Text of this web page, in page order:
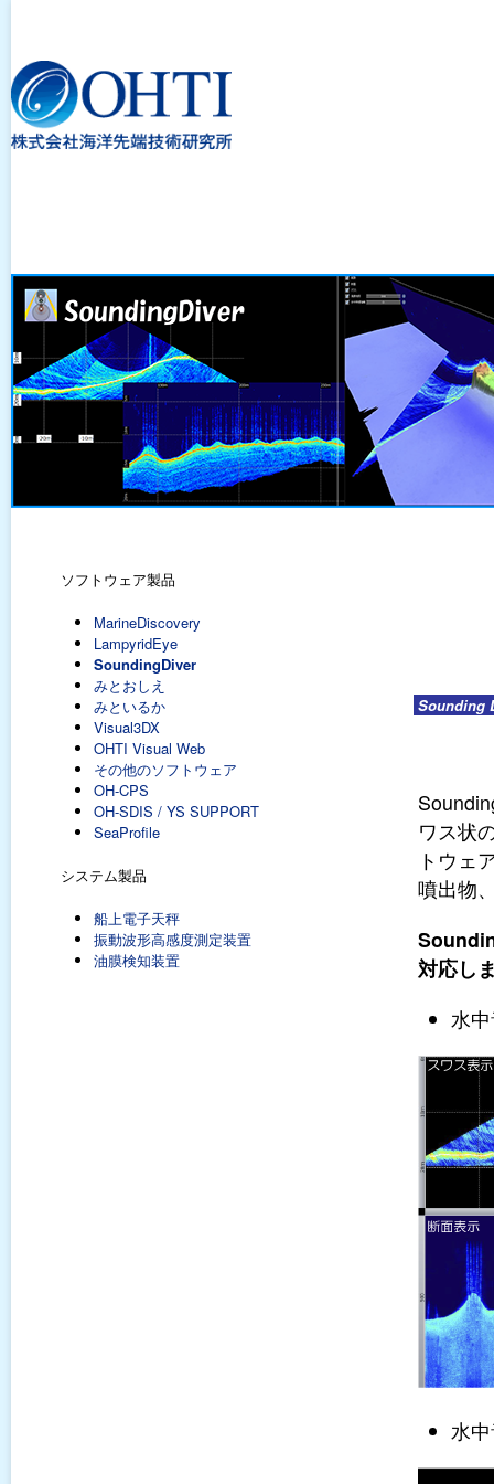
ソフトウェア製品
MarineDiscovery
LampyridEye
SoundingDiver
みとおしえ
みといるか
Visual3DX
OHTI Visual Web
その他のソフトウェア
OH-CPS
OH-SDIS / YS SUPPORT
SeaProfile
システム製品
船上電子天秤
振動波形高感度測定装置
油膜検知装置
Sounding
ワス状
トウェ
噴出物
対応し
水
水